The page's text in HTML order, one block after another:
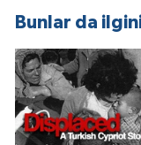
Bunlar da